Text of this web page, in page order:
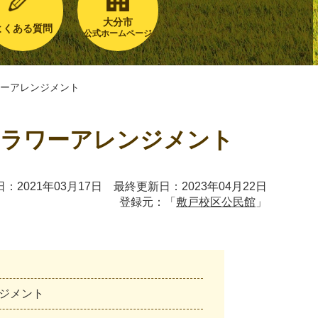
くある質問
大分市
公式ホームページ
アレンジメント
ワーアレンジメント
：2021年03月17日 最終更新日：2023年04月22日
登録元：「 敷戸校区公民館 」
メ ン ト